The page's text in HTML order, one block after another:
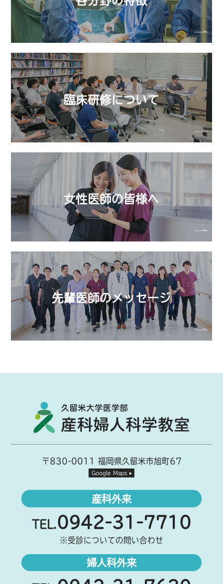
臨床研修について
女性医師の皆様へ
先輩医師のメッセージ
〒830-0011 福岡県久留米市旭町67
Google Maps
産科外来
TEL.0942-31-7710
※受診についての問い合わせ
婦人科外来